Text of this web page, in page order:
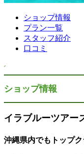
ショップ情報
プラン一覧
スタッフ紹介
口コミ
ショップ情報
イラブルーツアー
沖縄県内でもトップ